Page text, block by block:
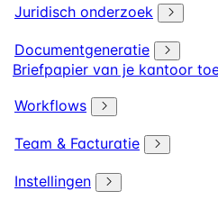
Juridisch onderzoek
Documentgeneratie
Briefpapier van je kantoor
Workflows
Team & Facturatie
Instellingen